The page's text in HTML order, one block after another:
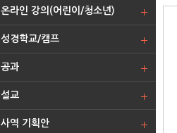
온라인 강의(어린이/청소년)
성경학교/캠프
공과
설교
사역 기획안